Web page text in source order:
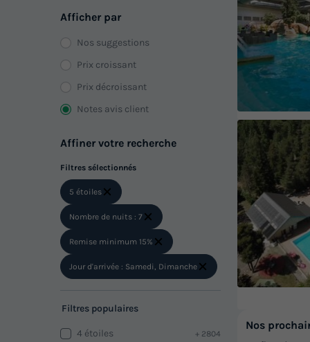
Afficher par
Nos suggestions
Prix croissant
Prix décroissant
Notes avis client
Affiner votre recherche
Filtres sélectionnés
5 étoiles
Nombre de nuits : 7
Remise minimum 15%
Jour d'arrivée : Samedi, Dimanche
Filtres populaires
4 étoiles + 2804
Nos